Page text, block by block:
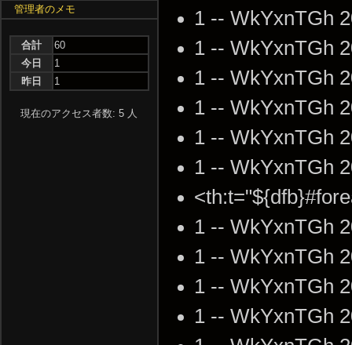
1 -- WkYxnTGh
1 -- WkYxnTGh
1 -- WkYxnTGh
1 -- WkYxnTGh
1 -- WkYxnTGh
1 -- WkYxnTGh
1 -- WkYxnTGh
1 -- WkYxnTGh
1 -- WkYxnTGh
1 -- WkYxnTGh
管理者のメモ
合計
60
今日
1
昨日
1
現在のアクセス者数: 5 人